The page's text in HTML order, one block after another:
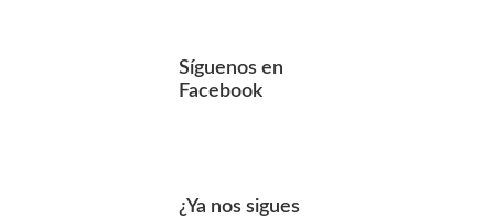
Síguenos en
Facebook
¿Ya nos sigues